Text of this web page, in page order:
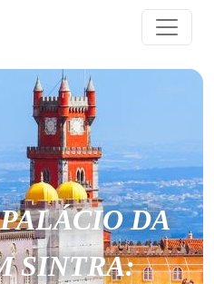
DA
SINTRA: